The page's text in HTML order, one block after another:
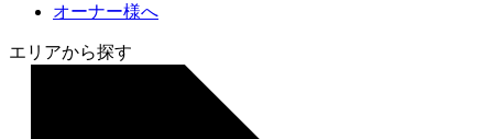
オーナー様へ
エリアから探す